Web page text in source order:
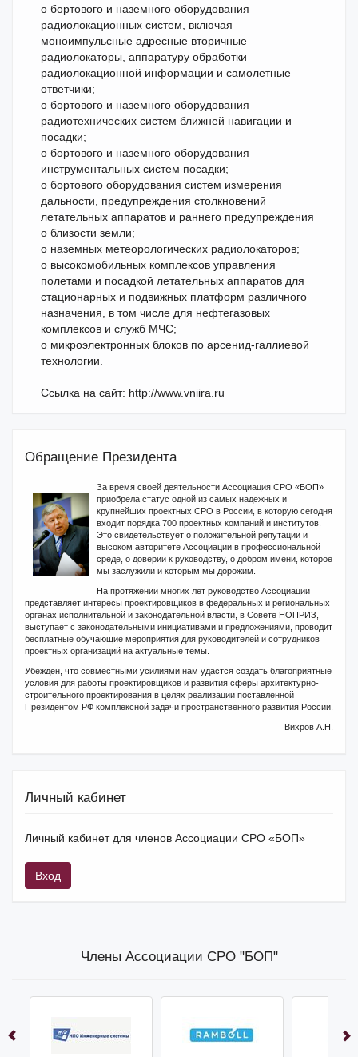
o бортового и наземного оборудования
радиолокационных систем, включая
моноимпульсные адресные вторичные
радиолокаторы, аппаратуру обработки
радиолокационной информации и самолетные
ответчики;
o бортового и наземного оборудования
радиотехнических систем ближней навигации и
посадки;
o бортового и наземного оборудования
инструментальных систем посадки;
o бортового оборудования систем измерения
дальности, предупреждения столкновений
летательных аппаратов и раннего предупреждения
о близости земли;
o наземных метеорологических радиолокаторов;
o высокомобильных комплексов управления
полетами и посадкой летательных аппаратов для
стационарных и подвижных платформ различного
назначения, в том числе для нефтегазовых
комплексов и служб МЧС;
o микроэлектронных блоков по арсенид-галлиевой
технологии.
Ссылка на сайт: http://www.vniira.ru
Обращение Президента
За время своей деятельности Ассоциация СРО «БОП»
приобрела статус одной из самых надежных и
крупнейших проектных СРО в России, в которую сегодня
входит порядка 700 проектных компаний и институтов.
Это свидетельствует о положительной репутации и
высоком авторитете Ассоциации в профессиональной
среде, о доверии к руководству, о добром имени, которое
мы заслужили и которым мы дорожим.
На протяжении многих лет руководство Ассоциации
представляет интересы проектировщиков в федеральных и региональных
органах исполнительной и законодательной власти, в Совете НОПРИЗ,
выступает с законодательными инициативами и предложениями, проводит
бесплатные обучающие мероприятия для руководителей и сотрудников
проектных организаций на актуальные темы.
Убежден, что совместными усилиями нам удастся создать благоприятные
условия для работы проектировщиков и развития сферы архитектурно-
строительного проектирования в целях реализации поставленной
Президентом РФ комплексной задачи пространственного развития России.
Вихров А.Н.
Личный кабинет
Личный кабинет для членов Ассоциации СРО «БОП»
Вход
Члены Ассоциации СРО "БОП"